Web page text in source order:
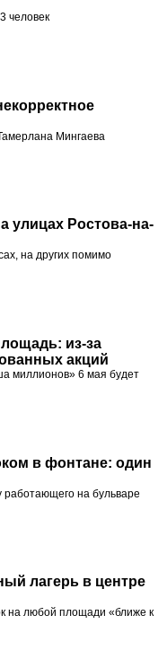
человек
Мингаева
улицах Ростова-на-
на других помимо
из-за
акций
миллионов» 6 мая будет
в фонтане: один
на бульваре
лагерь в центре
на любой площади «ближе к